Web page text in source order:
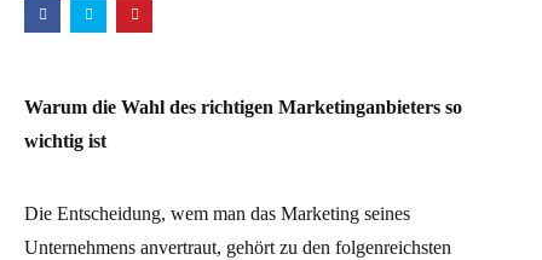
Warum die Wahl des richtigen Marketinganbieters so
wichtig ist
Die Entscheidung, wem man das Marketing seines
Unternehmens anvertraut, gehört zu den folgenreichsten